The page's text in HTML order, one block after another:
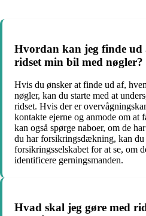
Hvordan kan jeg finde ud
ridset min bil med nøgler?
Hvis du ønsker at finde ud af,
nøgler, kan du starte med at
ridset. Hvis der er
kontakte ejerne og anmode om at
kan også spørge naboer, om de
du har forsikringsdækning, kan du
forsikringsselskabet for at se, om
identificere gerningsmanden.
Hvad skal jeg gøre med